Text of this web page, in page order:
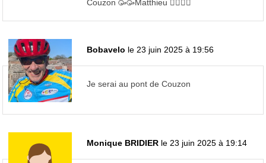
Couzon 🥳🥳Matthieu 🚴‍♂️🚴‍♂️
Bobavelo le 23 juin 2025 à 19:56
Je serai au pont de Couzon
Monique BRIDIER le 23 juin 2025 à 19:14